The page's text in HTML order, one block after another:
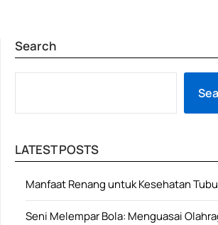
Search
LATEST POSTS
Manfaat Renang untuk Kesehatan
Seni Melempar Bola: Menguasai